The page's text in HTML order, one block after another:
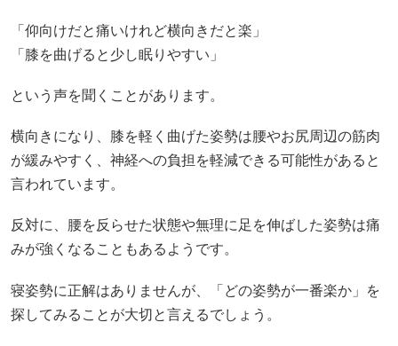
「仰向けだと痛いけれど横向きだと楽」
「膝を曲げると少し眠りやすい」
という声を聞くことがあります。
横向きになり、膝を軽く曲げた姿勢は腰やお尻周辺の筋肉
が緩みやすく、神経への負担を軽減できる可能性があると
言われています。
反対に、腰を反らせた状態や無理に足を伸ばした姿勢は痛
みが強くなることもあるようです。
寝姿勢に正解はありませんが、「どの姿勢が一番楽か」を
探してみることが大切と言えるでしょう。